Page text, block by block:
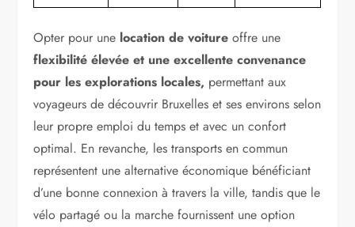
Opter pour une location de voiture offre une
flexibilité élevée et une excellente convenance
pour les explorations locales, permettant aux
voyageurs de découvrir Bruxelles et ses environs selon
leur propre emploi du temps et avec un confort
optimal. En revanche, les transports en commun
représentent une alternative économique bénéficiant
d’une bonne connexion à travers la ville, tandis que le
vélo partagé ou la marche fournissent une option